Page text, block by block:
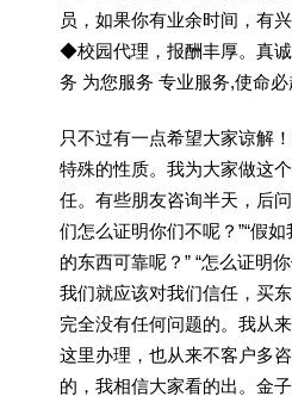
员，如果你有业余时间，有
◆校园代理，报酬丰厚。真
务 为您服务 专业服务,使命必
只不过有一点希望大家谅解
特殊的性质。我为大家做这
任。有些朋友咨询半天，后
们怎么证明你们不呢？”“假
的东西可靠呢？” “怎么证明
我们就应该对我们信任，买
完全没有任何问题的。我从
这里办理，也从来不客户多
的，我相信大家看的出。金